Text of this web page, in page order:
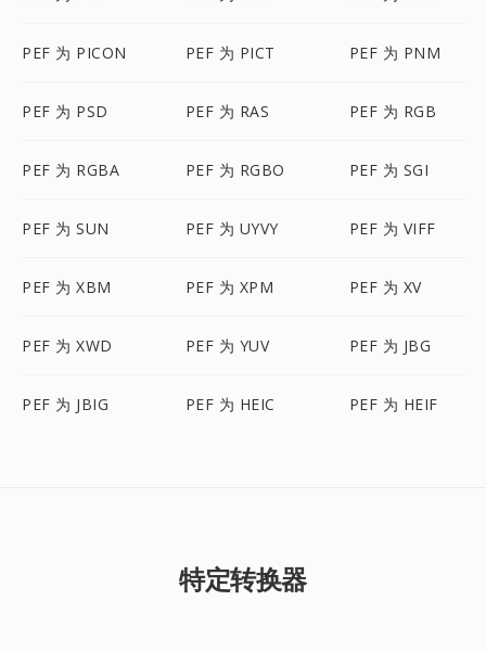
PEF 为 PICON PEF 为 PICT PEF 为 PNM
PEF 为 PSD PEF 为 RAS PEF 为 RGB
PEF 为 RGBA PEF 为 RGBO PEF 为 SGI
PEF 为 SUN PEF 为 UYVY PEF 为 VIFF
PEF 为 XBM PEF 为 XPM PEF 为 XV
PEF 为 XWD PEF 为 YUV PEF 为 JBG
PEF 为 JBIG PEF 为 HEIC PEF 为 HEIF
特定转换器